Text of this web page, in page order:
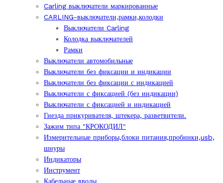
Carling выключатели маркированные
CARLING-выключатели,рамки,колодки
Выключатели Carling
Колодка выключателей
Рамки
Выключатели автомобильные
Выключатели без фиксации и индикации
Выключатели без фиксации с индикацией
Выключатели с фиксацией (без индикации)
Выключатели с фиксацией и индикацией
Гнезда прикуривателя, штекера, разветвители.
Зажим типа "КРОКОДИЛ"
Измерительные приборы,блоки питания,пробники,usb,
шнуры
Индикаторы
Инструмент
Кабельные вводы